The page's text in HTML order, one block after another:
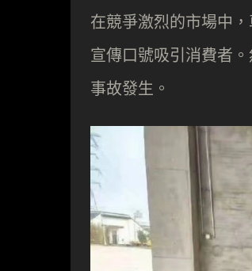
在競爭激烈的市場中
宣傳口號吸引消費者
事故發生。